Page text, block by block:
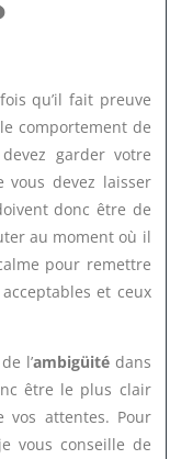
fait preuve
le comportement de
garder votre
devez laisser
donc être de
au moment où il
pour remettre
et ceux
l’ambigüitédans
être le plus clair
attentes. Pour
vous conseille de